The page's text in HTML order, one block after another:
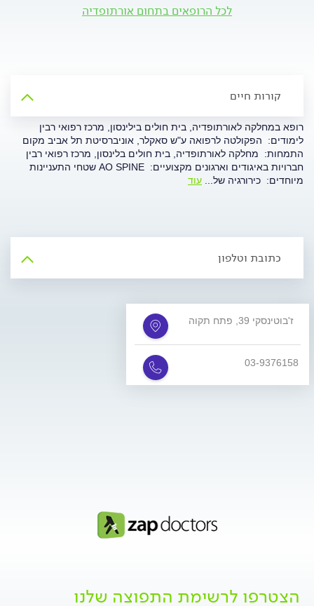
לכל הרופאים בתחום אורתופדיה
קורות חיים
רופא במחלקה לאורתופדיה, בית חולים בילינסון, מרכז רפואי רבין
לימודים: הפקולטה לרפואה ע"ש סאקלר, אוניברסיטת תל אביב מקום
התמחות: מחלקה לאורתופדיה, בית חולים בלינסון, מרכז רפואי רבין
חברויות באיגודים וארגונים מקצועיים: AO SPINE שטחי התעניינות
מיוחדים: כירורגיה של... עוד
כתובת וטלפון
ז'בוטינסקי 39, פתח תקוה
03-9376158
הצטרפו לרשימת התפוצה שלנו